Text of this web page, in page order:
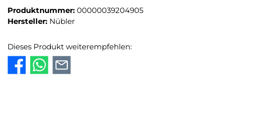
Produktnummer: 00000039204905
Hersteller: Nübler
Dieses Produkt weiterempfehlen: